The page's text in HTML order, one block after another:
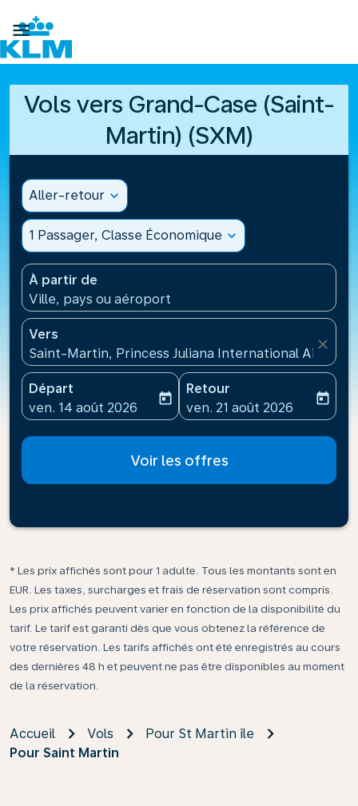

Vols vers Grand-Case (Saint-
Martin) (SXM)
Aller-retour expand_more
1 Passager, Classe Économique expand_more
À partir de
Ville, pays ou aéroport
Vers
Saint-Martin, Princess Juliana International
close
Départ
fc-booking-departure-date-aria-label
ven. 14 août 2026
today
Retour
fc-booking-return-date-
ven. 21 août 2026
today
Voir les offres
* Les prix affichés sont pour 1 adulte. Tous les montants sont en
EUR. Les taxes, surcharges et frais de réservation sont compris.
Les prix affichés peuvent varier en fonction de la disponibilité du
tarif. Le tarif est garanti dès que vous obtenez la référence de
votre réservation. Les tarifs affichés ont été enregistrés au cours
des dernières 48 h et peuvent ne pas être disponibles au moment
de la réservation.
Accueil Vols
Pour St Martin île
Pour Saint Martin